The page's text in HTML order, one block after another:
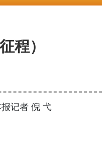
程）
记者 倪 弋